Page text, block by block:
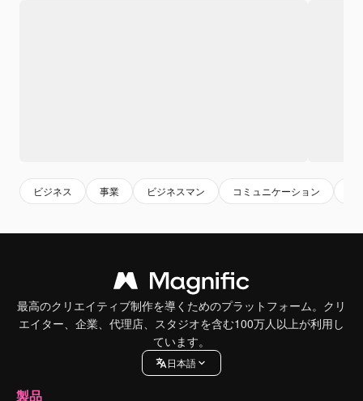
ビジネス 事業 ビジネスマン コミュニケーション
最高のクリエイティブ制作を導くためのプラットフォーム。クリ
エイター、企業、代理店、スタジオを含む100万人以上が利用し
ています。
日本語
製品